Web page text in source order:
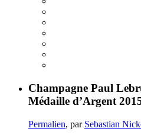
Champagne Paul
Médaille d’Argent
Permalien, par Sebastian